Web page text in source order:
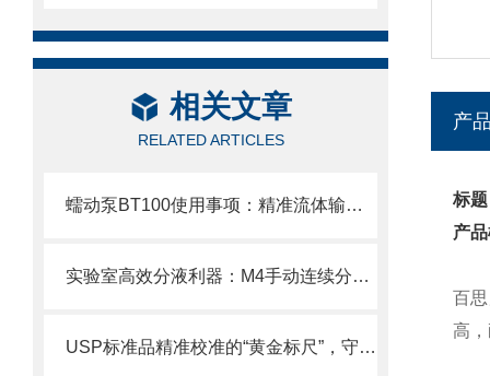
相关文章
RELATED ARTICLES
蠕动泵BT100使用事项：精准流体输送的操作指南
实验室高效分液利器：M4手动连续分液器操作全解析
USP标准品精准校准的“黄金标尺”，守护分析检测的质量生命线
产
标
产
百
⾼